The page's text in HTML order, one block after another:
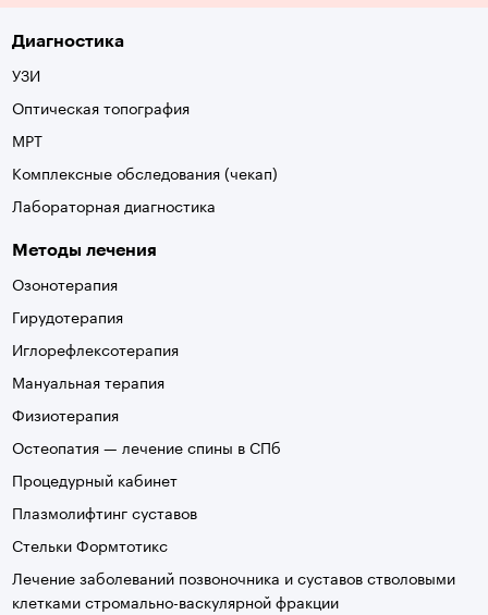
Диагностика
УЗИ
Оптическая топография
МРТ
Комплексные обследования (чекап)
Лабораторная диагностика
Методы лечения
Озонотерапия
Гирудотерапия
Иглорефлексотерапия
Мануальная терапия
Физиотерапия
Остеопатия — лечение спины в СПб
Процедурный кабинет
Плазмолифтинг суставов
Стельки Формтотикс
Лечение заболеваний позвоночника и суставов стволовыми
клетками стромально-васкулярной фракции